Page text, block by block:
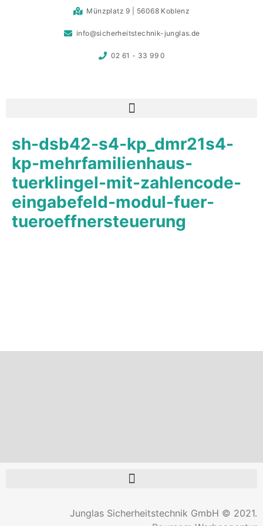
Münzplatz 9 | 56068 Koblenz
info@sicherheitstechnik-junglas.de
02 61 - 33 99 0
sh-dsb42-s4-kp_dmr21s4-
kp-mehrfamilienhaus-
tuerklingel-mit-zahlencode-
eingabefeld-modul-fuer-
tueroeffnersteuerung
Junglas Sicherheitstechnik GmbH © 2021.